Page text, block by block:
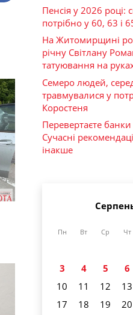
Пенсія у 2026 році:
потрібно у 60, 63 і
На Житомирщині
річну Світлану
татуювання на
Семеро людей,
травмувалися у
Коростеня
Перевертаєте банки
Сучасні
інакше
Пн Вт Ср Чт
3
4 5 6
10
11 12 13
17
18 19 20